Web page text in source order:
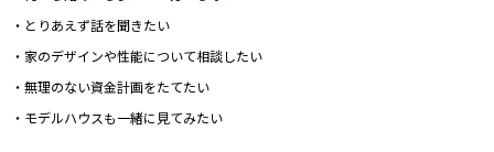
・とりあえず話を聞きたい
・家のデザインや性能について相談したい
・無理のない資金計画をたてたい
・モデルハウスも一緒に見てみたい